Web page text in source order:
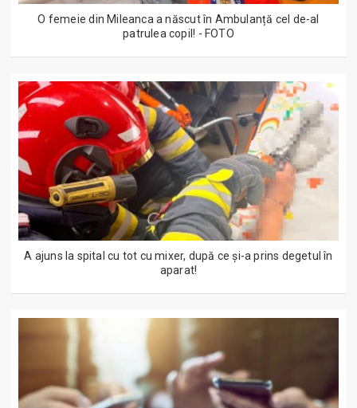
O femeie din Mileanca a născut în Ambulanță cel de-al
patrulea copil! - FOTO
A ajuns la spital cu tot cu mixer, după ce și-a prins degetul în
aparat!